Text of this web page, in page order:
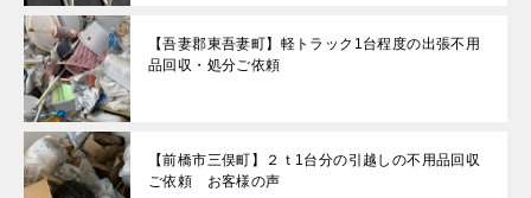
【吾妻郡東吾妻町】軽トラック1台程度の出張不用
品回収・処分ご依頼
【前橋市三俣町】２ｔ1台分の引越しの不用品回収
ご依頼 お客様の声